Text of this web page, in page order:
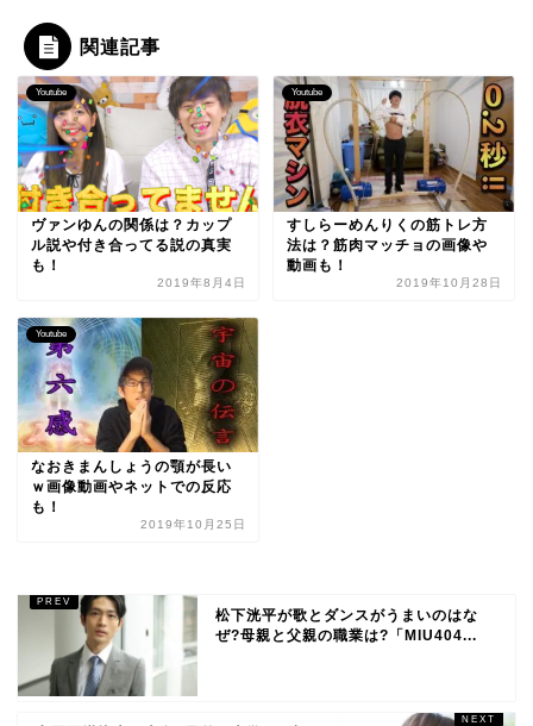
関連記事
Youtube
ヴァンゆんの関係は？カップ
ル説や付き合ってる説の真実
も！
2019年8月4日
Youtube
すしらーめんりくの筋トレ方
法は？筋肉マッチョの画像や
動画も！
2019年10月28日
Youtube
なおきまんしょうの顎が長い
ｗ画像動画やネットでの反応
も！
2019年10月25日
松下洸平が歌とダンスがうまいのはな
ぜ?母親と父親の職業は?「MIU404...